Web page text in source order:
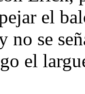
el
no se
el